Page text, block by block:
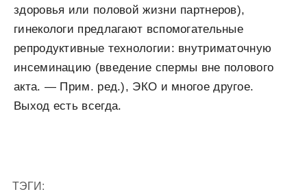
здоровья или половой жизни партнеров),
гинекологи предлагают вспомогательные
репродуктивные технологии: внутриматочную
инсеминацию (введение спермы вне полового
акта. — Прим. ред.), ЭКО и многое другое.
Выход есть всегда.
ТЭГИ: